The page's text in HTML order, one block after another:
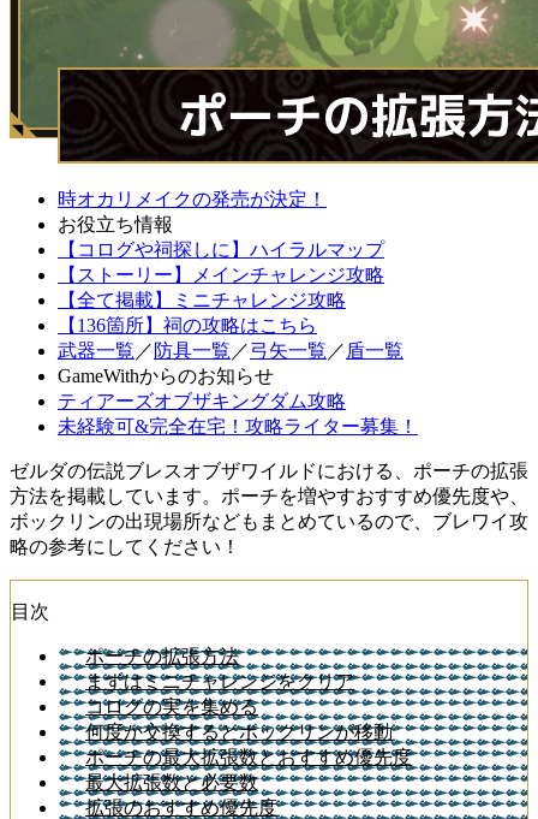
時オカリメイクの発売が決定！
お役立ち情報
【コログや祠探しに】ハイラルマップ
【ストーリー】メインチャレンジ攻略
【全て掲載】ミニチャレンジ攻略
【136箇所】祠の攻略はこちら
武器一覧 ／ 防具一覧 ／弓矢一覧 ／ 盾一覧
GameWithからのお知らせ
ティアーズオブザキングダム攻略
未経験可&完全在宅！攻略ライター募集！
ゼルダの伝説ブレスオブザワイルドにおける、ポーチの拡張
方法を掲載しています。ポーチを増やすおすすめ優先度や、
ボックリンの出現場所などもまとめているので、ブレワイ攻
略の参考にしてください！
目次
ポーチの拡張方法
まずはミニチャレンジをクリア
コログの実を集める
何度か交換するとボックリンが移動
ポーチの最大拡張数とおすすめ優先度
最大拡張数と必要数
拡張のおすすめ優先度